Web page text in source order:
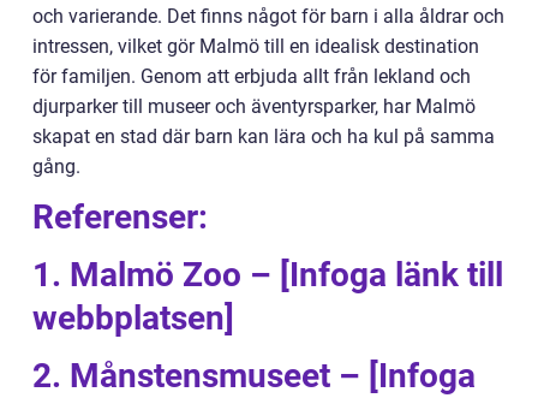
och varierande. Det finns något för barn i alla åldrar och
intressen, vilket gör Malmö till en idealisk destination
för familjen. Genom att erbjuda allt från lekland och
djurparker till museer och äventyrsparker, har Malmö
skapat en stad där barn kan lära och ha kul på samma
gång.
Referenser:
1. Malmö Zoo – [Infoga länk till
webbplatsen]
2. Månstensmuseet – [Infoga